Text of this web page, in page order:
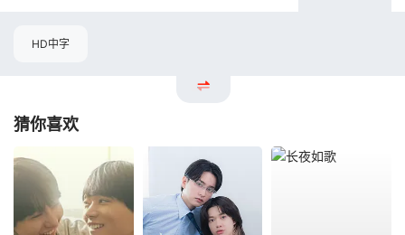
HD中字
猜你喜欢